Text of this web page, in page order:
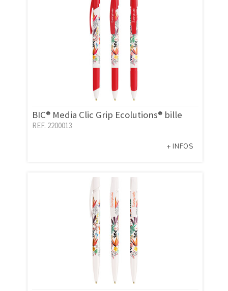
BIC® Media Clic Grip Ecolutions® bille
REF. 2200013
+ INFOS